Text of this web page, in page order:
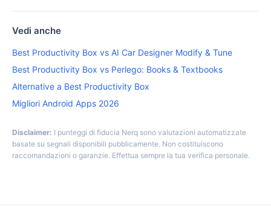
Vedi anche
Best Productivity Box vs AI Car Designer Modify & Tune
Best Productivity Box vs Perlego: Books & Textbooks
Alternative a Best Productivity Box
Migliori Android Apps 2026
Disclaimer: I punteggi di fiducia Nerq sono valutazioni automatizzate
basate su segnali disponibili pubblicamente. Non costituiscono
raccomandazioni o garanzie. Effettua sempre la tua verifica personale.